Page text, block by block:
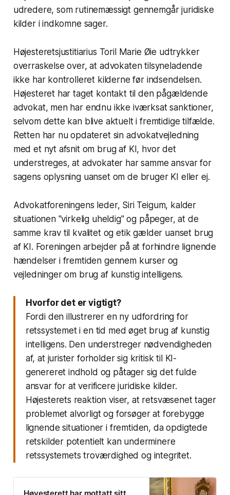
udredere, som rutinemæssigt gennemgår juridiske
kilder i indkomne sager.
Højesteretsjustitiarius Toril Marie Øie udtrykker
overraskelse over, at advokaten tilsyneladende
ikke har kontrolleret kilderne før indsendelsen.
Højesteret har taget kontakt til den pågældende
advokat, men har endnu ikke iværksat sanktioner,
selvom dette kan blive aktuelt i fremtidige tilfælde.
Retten har nu opdateret sin advokatvejledning
med et nyt afsnit om brug af KI, hvor det
understreges, at advokater har samme ansvar for
sagens oplysning uanset om de bruger KI eller ej.
Advokatforeningens leder, Siri Teigum, kalder
situationen "virkelig uheldig" og påpeger, at de
samme krav til kvalitet og etik gælder uanset brug
af KI. Foreningen arbejder på at forhindre lignende
hændelser i fremtiden gennem kurser og
vejledninger om brug af kunstig intelligens.
Hvorfor det er vigtigt?
Fordi den illustrerer en ny udfordring for
retssystemet i en tid med øget brug af kunstig
intelligens. Den understreger nødvendigheden
af, at jurister forholder sig kritisk til KI-
genereret indhold og påtager sig det fulde
ansvar for at verificere juridiske kilder.
Højesterets reaktion viser, at retsvæsenet tager
problemet alvorligt og forsøger at forebygge
lignende situationer i fremtiden, da opdigtede
retskilder potentielt kan underminere
retssystemets troværdighed og integritet.